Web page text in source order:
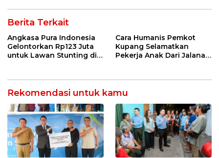
Berita Terkait
Angkasa Pura Indonesia
Gelontorkan Rp123 Juta
untuk Lawan Stunting di
Cara Humanis Pemkot
Kupang Selamatkan
Pekerja Anak Dari Jalanan
Rekomendasi untuk kamu